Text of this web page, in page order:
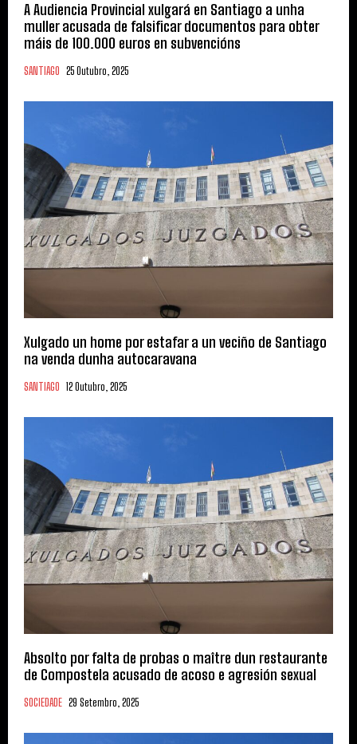
A Audiencia Provincial xulgará en Santiago a unha
muller acusada de falsificar documentos para obter
máis de 100.000 euros en subvencións
SANTIAGO 25 Outubro, 2025
Xulgado un home por estafar a un veciño de Santiago
na venda dunha autocaravana
SANTIAGO 12 Outubro, 2025
Absolto por falta de probas o maître dun restaurante
de Compostela acusado de acoso e agresión sexual
SOCIEDADE 29 Setembro, 2025